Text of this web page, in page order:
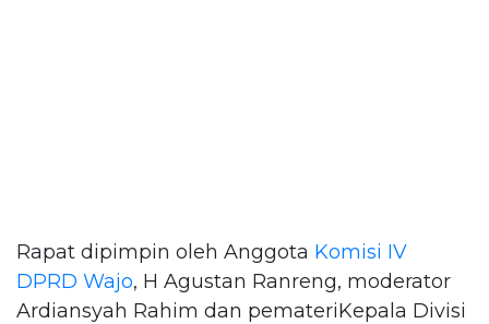
Rapat dipimpin oleh Anggota Komisi IV
DPRD Wajo, H Agustan Ranreng, moderator
Ardiansyah Rahim dan pemateriKepala Divisi